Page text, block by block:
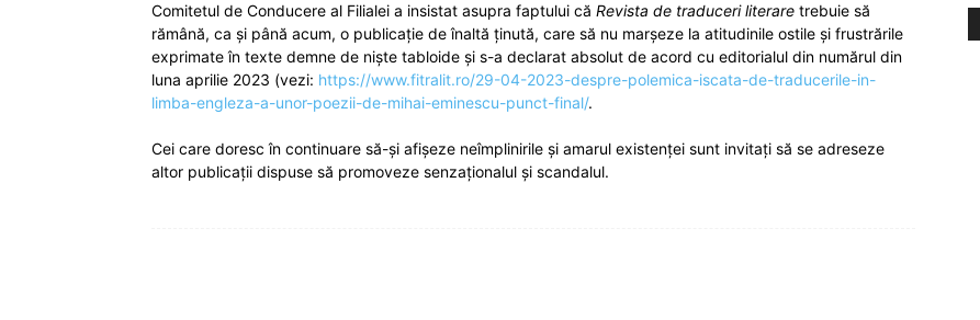
România
Comitetul de Conducere al Filialei a insistat asupra faptului că Revista de traduceri literare trebuie să
rămână, ca și până acum, o publicație de înaltă ținută, care să nu marșeze la atitudinile ostile și frustrările
exprimate în texte demne de niște tabloide și s-a declarat absolut de acord cu editorialul din numărul din
luna aprilie 2023 (vezi: https://www.fitralit.ro/29-04-2023-despre-polemica-iscata-de-traducerile-in-
limba-engleza-a-unor-poezii-de-mihai-eminescu-punct-final/.
Cei care doresc în continuare să-și afișeze neîmplinirile și amarul existenței sunt invitați să se adreseze
altor publicații dispuse să promoveze senzaționalul și scandalul.